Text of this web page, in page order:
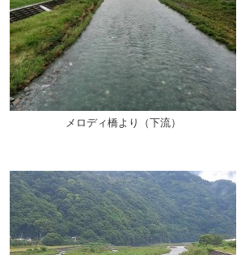
メロディ橋より（下流）